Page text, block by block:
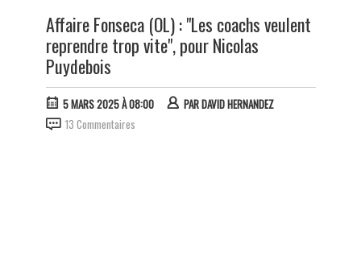
Affaire Fonseca (OL) : "Les coachs veulent
reprendre trop vite", pour Nicolas
Puydebois
5 MARS 2025 À 08:00 PARDAVID HERNANDEZ
13 Commentaires